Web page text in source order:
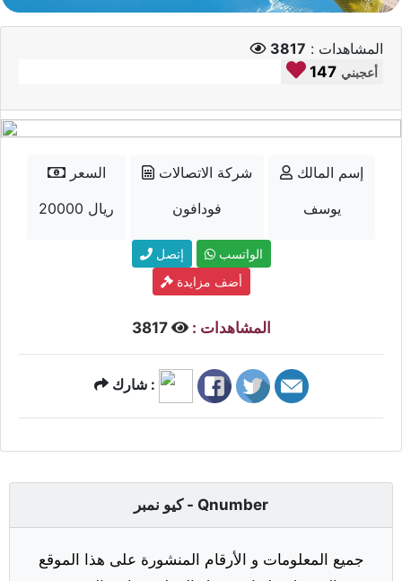
المشاهدات : 3817
147 أعجبني
السعر
20000 ريال
شركة الاتصالات
فودافون
إسم المالك
يوسف
إتصل
الواتسب
أضف مزايدة
المشاهدات : 3817
شارك :
كيو نمبر - Qnumber
جميع المعلومات و الأرقام المنشورة على هذا الموقع